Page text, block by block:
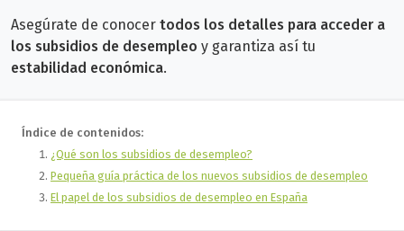
Asegúrate de conocer todos los detalles para acceder a
los subsidios de desempleo y garantiza así tu
estabilidad económica.
Índice de contenidos:
¿Qué son los subsidios de desempleo?
Pequeña guía práctica de los nuevos subsidios de desempleo
El papel de los subsidios de desempleo en España